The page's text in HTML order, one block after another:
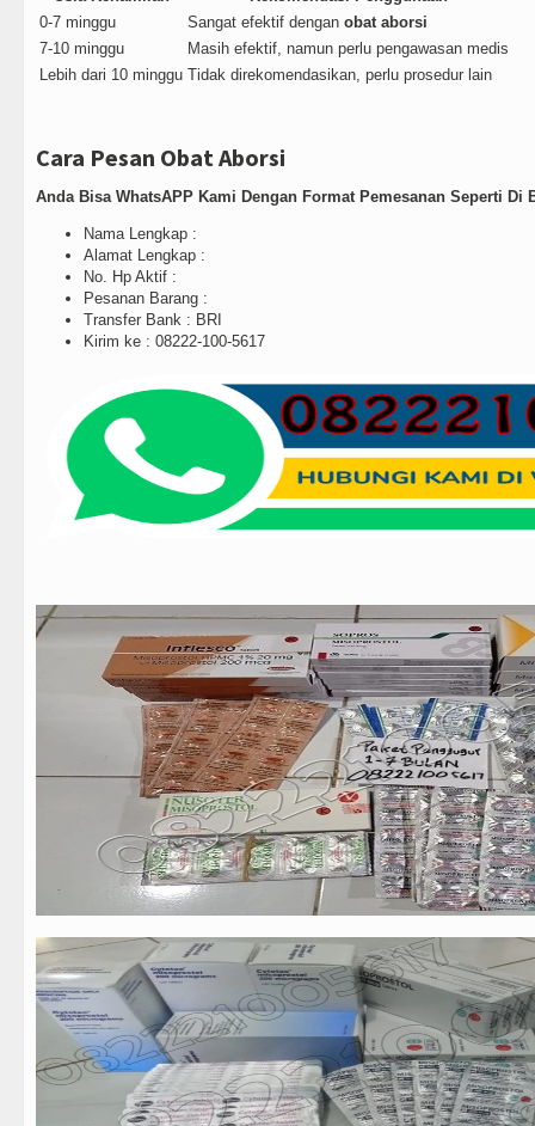
0-7 minggu
Sangat efektif dengan obat aborsi
7-10 minggu
Masih efektif, namun perlu pengawasan medis
Lebih dari 10 minggu Tidak direkomendasikan, perlu prosedur lain
Cara Pesan Obat Aborsi
Anda Bisa WhatsAPP Kami Dengan Format Pemesanan Seperti Di
Nama Lengkap :
Alamat Lengkap :
No. Hp Aktif :
Pesanan Barang :
Transfer Bank : BRI
Kirim ke : 08222-100-5617